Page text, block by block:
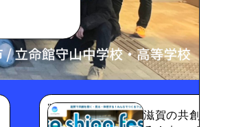
" alt="">
滋賀の共創を見る